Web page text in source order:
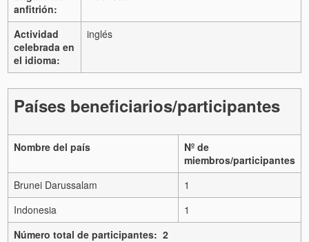
anfitrión:
Actividad
celebrada en
el idioma:
inglés
Países beneficiarios/participantes
Nombre del país
Nº de
miembros/participantes
Brunei Darussalam
1
Indonesia
1
Número total de participantes: 2